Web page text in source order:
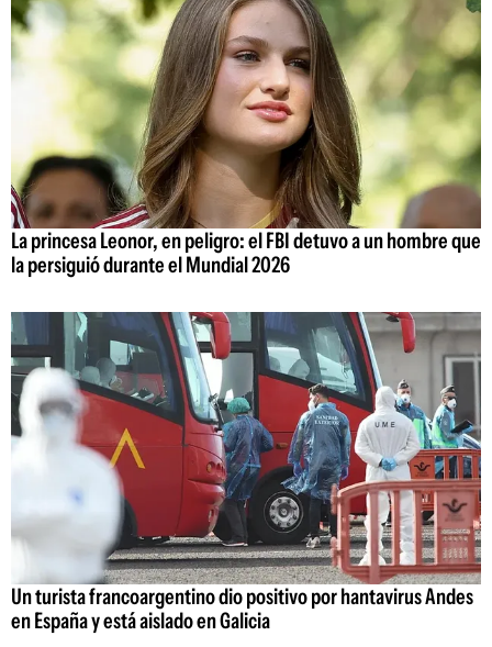
La princesa Leonor, en peligro: el FBI detuvo a un hombre que
la persiguió durante el Mundial 2026
Un turista francoargentino dio positivo por hantavirus Andes
en España y está aislado en Galicia